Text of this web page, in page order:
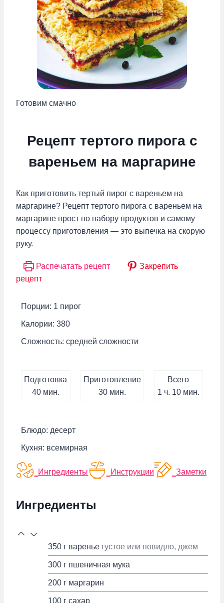
Готовим смачно
Рецепт тертого пирога с
вареньем на маргарине
Как приготовить тертый пирог с вареньем на
маргарине? Рецепт тертого пирога с вареньем на
маргарине прост по набору продуктов и самому
процессу приготовления — это выпечка на скорую
руку.
Распечатать рецепт
Закрепить
рецепт
Порции: 1 пирог
Калории: 380
Сложность: средней сложности
Подготовка
40минут
мин.
Приготовление
30минут
мин.
Всего
1 час
ч. 10минут
мин.
Блюдо: десерт
Кухня: всемирная
Ингредиенты Инструкции Заметки
Ингредиенты
350 г варенье густое или повидло, джем
300 г пшеничная мука
200 г маргарин
100 г сахар